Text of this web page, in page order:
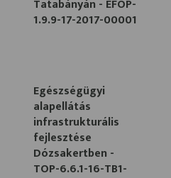
Tatabányán - EFOP-
1.9.9-17-2017-00001
Egészségügyi
alapellátás
infrastrukturális
fejlesztése
Dózsakertben -
TOP-6.6.1-16-TB1-